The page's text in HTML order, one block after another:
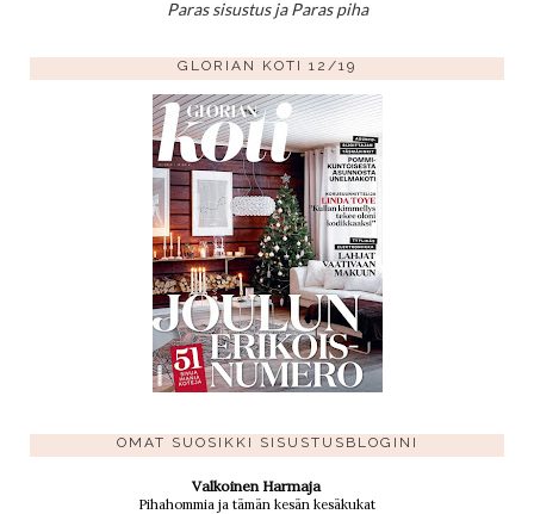
Paras sisustus ja Paras piha
GLORIAN KOTI 12/19
OMAT SUOSIKKI SISUSTUSBLOGINI
Valkoinen Harmaja
Pihahommia ja tämän kesän kesäkukat